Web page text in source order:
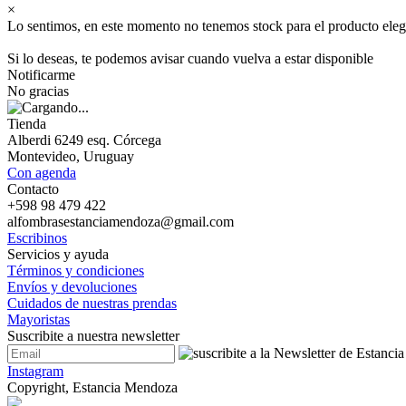
×
Lo sentimos, en este momento no tenemos stock para el producto
Si lo deseas, te podemos avisar cuando vuelva a estar disponible
Notificarme
No gracias
Tienda
Alberdi 6249 esq. Córcega
Montevideo, Uruguay
Con agenda
Contacto
+598 98 479 422
alfombrasestanciamendoza@gmail.com
Escribinos
Servicios y ayuda
Términos y condiciones
Envíos y devoluciones
Cuidados de nuestras prendas
Mayoristas
Suscribite a nuestra newsletter
Instagram
Copyright, Estancia Mendoza